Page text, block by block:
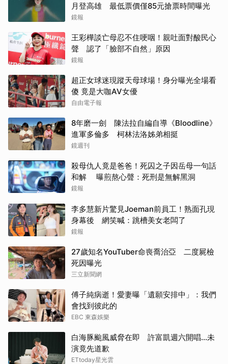
月登高雄 最低票價僅85元搶票時間曝光
鏡報
王彩樺談亡母忍不住哽咽！親吐面對酸民心
聲 認了「臉部不自然」原因
鏡報
超正女球迷現蹤天母球場！身分曝光全場看
傻 竟是大咖AV女優
自由電子報
8年磨一劍 陳法拉自編自導《Bloodline》
進軍多倫多 柯林法洛姊弟相挺
鏡週刊
殺母仇人竟是爸爸！死囚之子因岳母一句話
和解 曝煎熬心聲：死刑是無解黑洞
鏡報
李多慧新片驚見Joeman前員工！熟面孔現
身幕後 網笑喊：跳槽美女老闆了
鏡報
27歲知名YouTuber命喪喬治亞 二度屍檢
死因曝光
三立新聞網
傅子純病逝！愛妻曝「遺願安排中」：我們
會找到彼此的
EBC 東森娛樂
白海豚颱風威脅在即 許富凱週六開唱...未
演竟先道歉
ETtoday星光雲